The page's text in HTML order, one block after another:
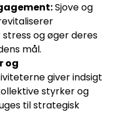
Sjove og
og øger deres
mål.
og
giver indsigt
styrker og
til strategisk